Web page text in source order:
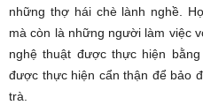
những thợ hái chè lành nghề.
mà còn là những người làm việc
nghệ thuật được thực hiện
được thực hiện cẩn thận để bảo
trà.